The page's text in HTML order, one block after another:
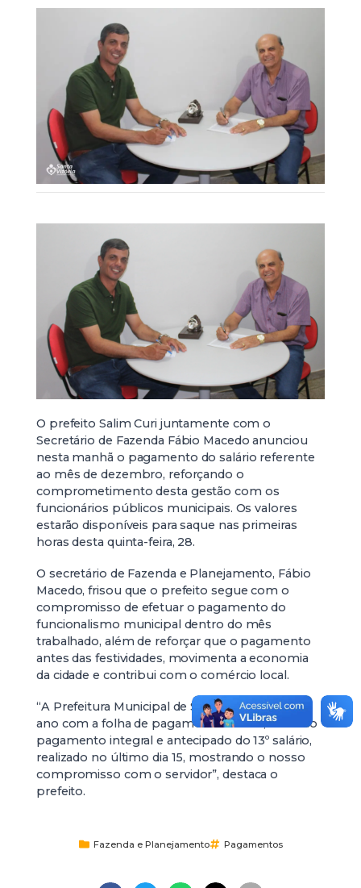
O prefeito Salim Curi juntamente com o
Secretário de Fazenda Fábio Macedo anunciou
nesta manhã o pagamento do salário referente
ao mês de dezembro, reforçando o
comprometimento desta gestão com os
funcionários públicos municipais. Os valores
estarão disponíveis para saque nas primeiras
horas desta quinta-feira, 28.
O secretário de Fazenda e Planejamento, Fábio
Macedo, frisou que o prefeito segue com o
compromisso de efetuar o pagamento do
funcionalismo municipal dentro do mês
trabalhado, além de reforçar que o pagamento
antes das festividades, movimenta a economia
da cidade e contribui com o comércio local.
“A Prefeitura Municipal de Santa Vitória fecha o
ano com a folha de pagamento em dia, além do
pagamento integral e antecipado do 13º salário,
realizado no último dia 15, mostrando o nosso
compromisso com o servidor”, destaca o
prefeito.
Fazenda e Planejamento Pagamentos